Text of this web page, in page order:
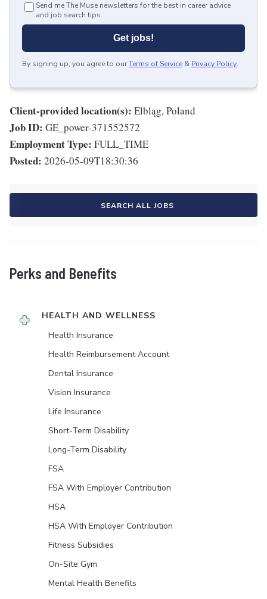
Send me The Muse newsletters for the best in career advice
and job search tips.
Get jobs!
By signing up, you agree to ourTerms of Service & Privacy Policy.
Client-provided location(s): Elbląg, Poland
Job ID: GE_power-371552572
Employment Type: FULL_TIME
Posted: 2026-05-09T18:30:36
SEARCH ALL JOBS
Perks and Benefits
HEALTH AND WELLNESS
Health Insurance
Health Reimbursement Account
Dental Insurance
Vision Insurance
Life Insurance
Short-Term Disability
Long-Term Disability
FSA
FSA With Employer Contribution
HSA
HSA With Employer Contribution
Fitness Subsidies
On-Site Gym
Mental Health Benefits